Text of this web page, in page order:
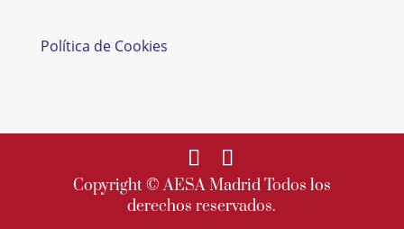
Política de Cookies
Copyright © AESA Madrid Todos los
derechos reservados.